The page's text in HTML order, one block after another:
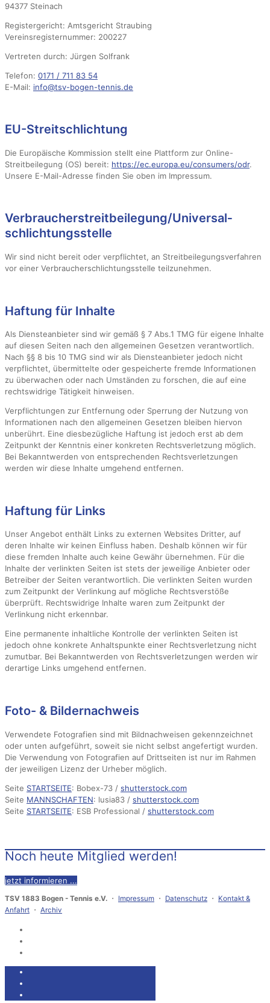
94377 Steinach
Registergericht: Amtsgericht Straubing
Vereinsregisternummer: 200227
Vertreten durch: Jürgen Solfrank
Telefon: 0171 / 711 83 54
E-Mail: info@tsv-bogen-tennis.de
EU-Streitschlichtung
Die Europäische Kommission stellt eine Plattform zur Online-
Streitbeilegung (OS) bereit: https://ec.europa.eu/consumers/odr.
Unsere E-Mail-Adresse finden Sie oben im Impressum.
Verbraucher­streit­beilegung/Universal­
schlichtungs­stelle
Wir sind nicht bereit oder verpflichtet, an Streitbeilegungsverfahren
vor einer Verbraucherschlichtungsstelle teilzunehmen.
Haftung für Inhalte
Als Diensteanbieter sind wir gemäß § 7 Abs.1 TMG für eigene Inhalte
auf diesen Seiten nach den allgemeinen Gesetzen verantwortlich.
Nach §§ 8 bis 10 TMG sind wir als Diensteanbieter jedoch nicht
verpflichtet, übermittelte oder gespeicherte fremde Informationen
zu überwachen oder nach Umständen zu forschen, die auf eine
rechtswidrige Tätigkeit hinweisen.
Verpflichtungen zur Entfernung oder Sperrung der Nutzung von
Informationen nach den allgemeinen Gesetzen bleiben hiervon
unberührt. Eine diesbezügliche Haftung ist jedoch erst ab dem
Zeitpunkt der Kenntnis einer konkreten Rechtsverletzung möglich.
Bei Bekanntwerden von entsprechenden Rechtsverletzungen
werden wir diese Inhalte umgehend entfernen.
Haftung für Links
Unser Angebot enthält Links zu externen Websites Dritter, auf
deren Inhalte wir keinen Einfluss haben. Deshalb können wir für
diese fremden Inhalte auch keine Gewähr übernehmen. Für die
Inhalte der verlinkten Seiten ist stets der jeweilige Anbieter oder
Betreiber der Seiten verantwortlich. Die verlinkten Seiten wurden
zum Zeitpunkt der Verlinkung auf mögliche Rechtsverstöße
überprüft. Rechtswidrige Inhalte waren zum Zeitpunkt der
Verlinkung nicht erkennbar.
Eine permanente inhaltliche Kontrolle der verlinkten Seiten ist
jedoch ohne konkrete Anhaltspunkte einer Rechtsverletzung nicht
zumutbar. Bei Bekanntwerden von Rechtsverletzungen werden wir
derartige Links umgehend entfernen.
Foto- & Bildernachweis
Verwendete Fotografien sind mit Bildnachweisen gekennzeichnet
oder unten aufgeführt, soweit sie nicht selbst angefertigt wurden.
Die Verwendung von Fotografien auf Drittseiten ist nur im Rahmen
der jeweiligen Lizenz der Urheber möglich.
Seite STARTSEITE: Bobex-73 / shutterstock.com
Seite MANNSCHAFTEN: lusia83 / shutterstock.com
Seite STARTSEITE: ESB Professional / shutterstock.com
Noch heute Mitglied werden!
jetzt informieren ...
TSV 1883 Bogen - Tennis e.V. ・ Impressum ・ Datenschutz ・ Kontakt &
Anfahrt ・ Archiv